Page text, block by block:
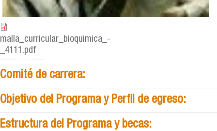
malla_curricular_bioquimica_-
_4111.pdf
Comité de carrera:
Objetivo del Programa y Perfil de egreso:
Estructura del Programa y becas: